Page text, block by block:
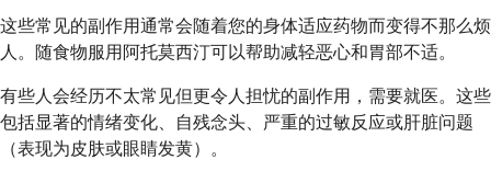
这些常见的副作用通常会随着您的身体适应药物而变得不那么烦
人。随食物服用阿托莫西汀可以帮助减轻恶心和胃部不适。
有些人会经历不太常见但更令人担忧的副作用，需要就医。这些
包括显著的情绪变化、自残念头、严重的过敏反应或肝脏问题
（表现为皮肤或眼睛发黄）。